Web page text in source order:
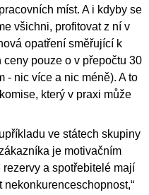
míst. A i kdyby se
všichni, profitovat z ní v
opatření směřující k
pouze o v přepočtu 30
- nic více a nic méně). A to
který v praxi může
ve státech skupiny
je motivačním
a spotřebitelé mají